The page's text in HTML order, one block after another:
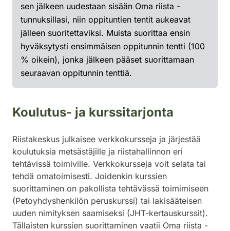
sen jälkeen uudestaan sisään Oma riista -
tunnuksillasi, niin oppituntien tentit aukeavat
jälleen suoritettaviksi. Muista suorittaa ensin
hyväksytysti ensimmäisen oppitunnin tentti (100
% oikein), jonka jälkeen pääset suorittamaan
seuraavan oppitunnin tenttiä.
Koulutus- ja kurssitarjonta
Riistakeskus julkaisee verkkokursseja ja järjestää
koulutuksia metsästäjille ja riistahallinnon eri
tehtävissä toimiville. Verkkokursseja voit selata tai
tehdä omatoimisesti. Joidenkin kurssien
suorittaminen on pakollista tehtävässä toimimiseen
(Petoyhdyshenkilön peruskurssi) tai lakisääteisen
uuden nimityksen saamiseksi (JHT-kertauskurssit).
Tällaisten kurssien suorittaminen vaatii Oma riista -